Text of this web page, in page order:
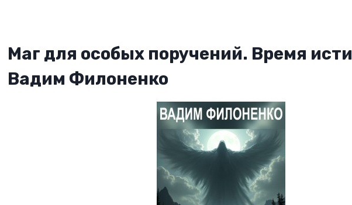
Маг для особых поручений. Время
Вадим Филоненко